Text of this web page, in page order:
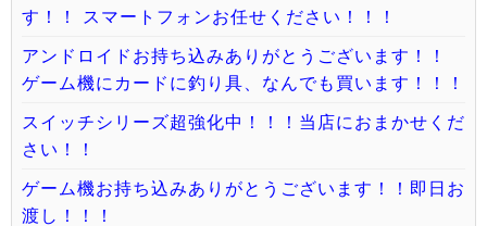
す！！ スマートフォンお任せください！！！
アンドロイドお持ち込みありがとうございます！！
ゲーム機にカードに釣り具、なんでも買います！！！
スイッチシリーズ超強化中！！！当店におまかせくだ
さい！！
ゲーム機お持ち込みありがとうございます！！即日お
渡し！！！